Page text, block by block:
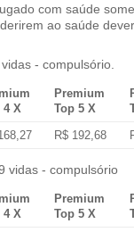
com saúde
ao saúde
- compulsório.
4 X
Premium
Top 5 X
R$ 192,68
vidas - compulsório
4 X
Premium
Top 5 X